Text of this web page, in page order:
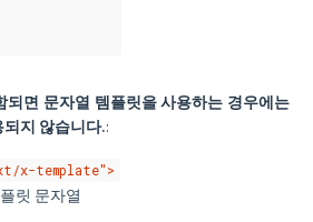
되면 문자열 템플릿을 사용하는 경우에는
지 않습니다.:
x-template">
릿 문자열